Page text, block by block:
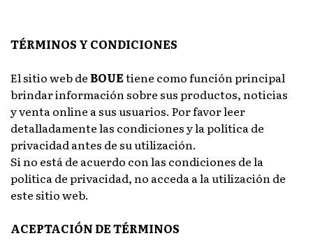
TÉRMINOS Y CONDICIONES
El sitio web de BOUEtiene como función principal
brindar información sobre sus productos, noticias
y venta online a sus usuarios. Por favor leer
detalladamente las condiciones y la política de
privacidad antes de su utilización.
Si no está de acuerdo con las condiciones de la
política de privacidad, no acceda a la utilización de
este sitio web.
ACEPTACIÓN DE TÉRMINOS